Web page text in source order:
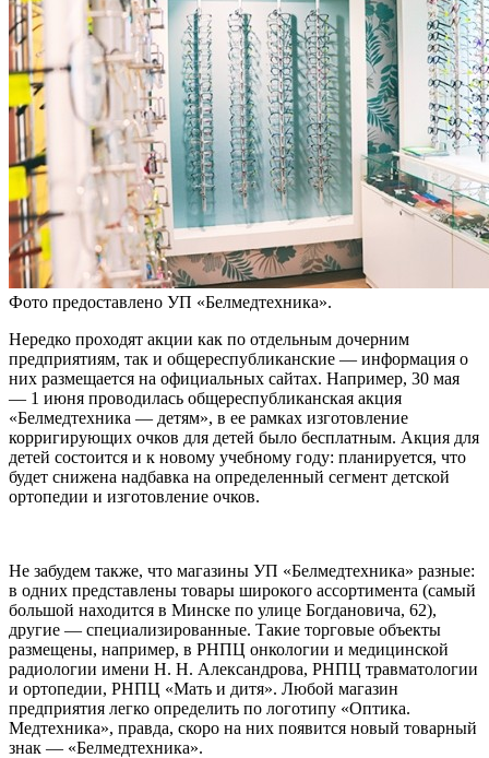
Фото предоставлено УП «Белмедтехника».
Нередко проходят акции как по отдельным дочерним
предприятиям, так и общереспубликанские — информация о
них размещается на официальных сайтах. Например, 30 мая
— 1 июня проводилась общереспубликанская акция
«Белмедтехника — детям», в ее рамках изготовление
корригирующих очков для детей было бесплатным. Акция для
детей состоится и к новому учебному году: планируется, что
будет снижена надбавка на определенный сегмент детской
ортопедии и изготовление очков.
Не забудем также, что магазины УП «Белмедтехника» разные:
в одних представлены товары широкого ассортимента (самый
большой находится в Минске по улице Богдановича, 62),
другие — специализированные. Такие торговые объекты
размещены, например, в РНПЦ онкологии и медицинской
радиологии имени Н. Н. Александрова, РНПЦ травматологии
и ортопедии, РНПЦ «Мать и дитя». Любой магазин
предприятия легко определить по логотипу «Оптика.
Медтехника», правда, скоро на них появится новый товарный
знак — «Белмедтехника».